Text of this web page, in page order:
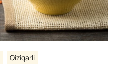
Qiziqarli